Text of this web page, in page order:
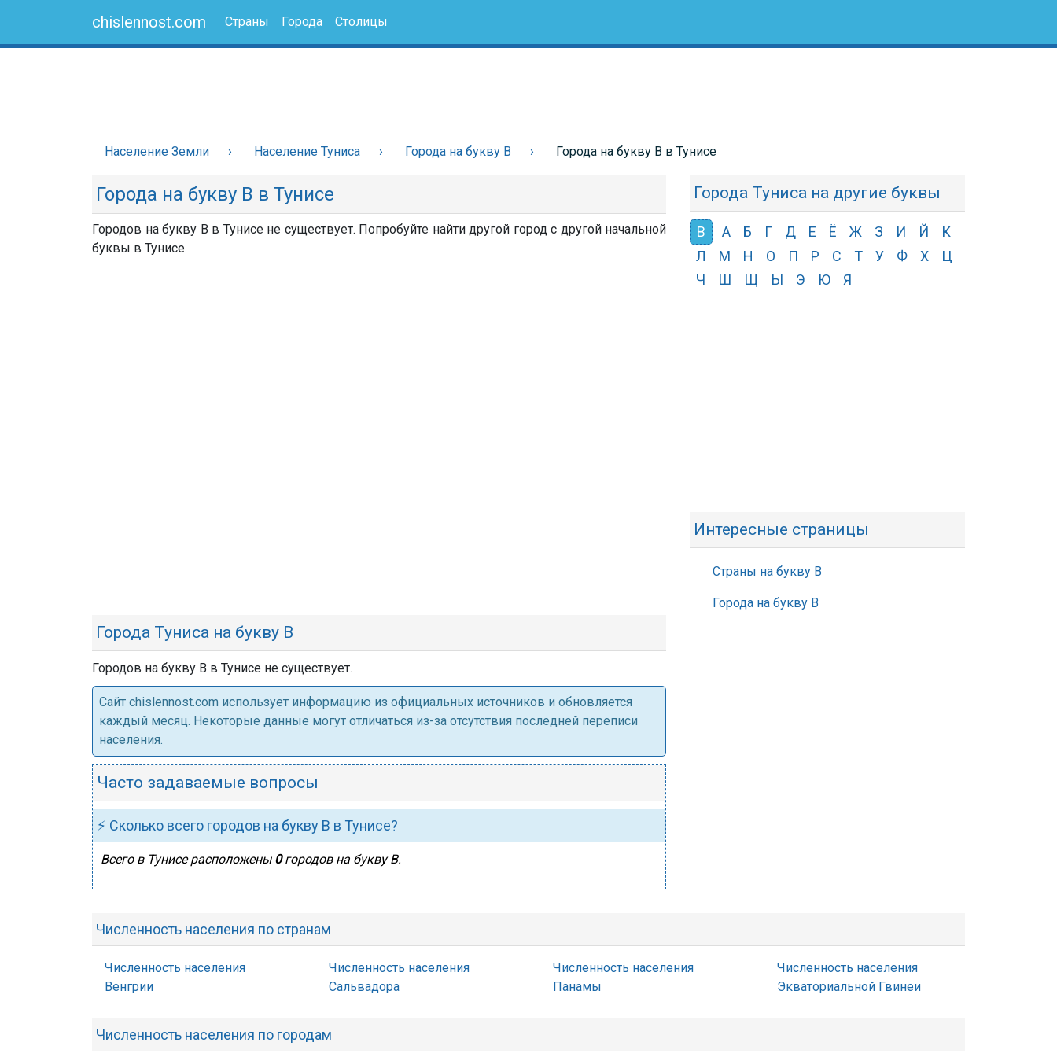
chislennost.com Страны Города Столицы
Население Земли Население Туниса Города на букву В Города на букву В в Тунисе
Города на букву В в Тунисе
Городов на букву В в Тунисе не существует. Попробуйте найти другой город с другой начальной
буквы в Тунисе.
Города Туниса на букву В
Городов на букву В в Тунисе не существует.
Cайт chislennost.com использует информацию из официальных источников и обновляется
каждый месяц. Некоторые данные могут отличаться из-за отсутствия последней переписи
населения.
Часто задаваемые вопросы
⚡ Сколько всего городов на букву В в Тунисе?
Всего в Тунисе расположены 0городов на букву В.
Города Туниса на другие буквы
В А Б Г Д Е Ё Ж З И Й
К
Л
М Н О П Р С Т У Ф Х
Ц
Ч
Ш Щ Ы Э Ю Я
Интересные страницы
Страны на букву В
Города на букву В
Численность населения по странам
Численность населения
Венгрии
Численность населения
Сальвадора
Численность населения
Панамы
Численность населения
Экваториальной Гвинеи
Численность населения по городам